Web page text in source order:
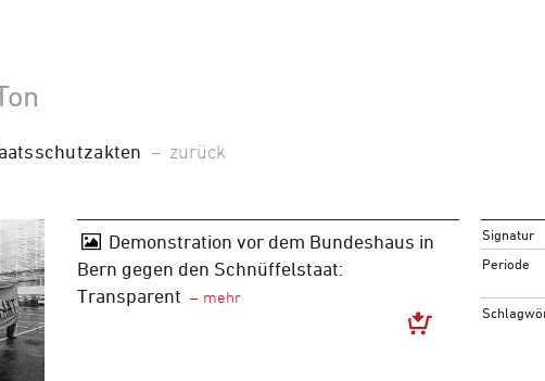
– zurück
Demonstration vor dem Bundeshaus in
Bern gegen den Schnüffelstaat:
Transparent
Signatur
Periode